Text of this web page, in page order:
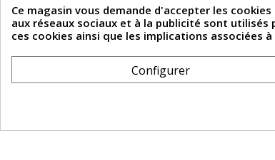
Paiement sécurisé
Un problème de connexion ?
Frais de livraison
Formulaire de rétractation
Ce magasin vous demande d'accepter les
aux réseaux sociaux et à la publicité sont
ces cookies ainsi que les implications associées
Configurer